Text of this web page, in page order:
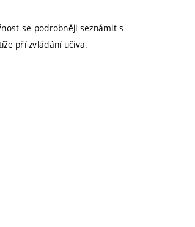
se podrobněji seznámit s
pří zvládání učiva.